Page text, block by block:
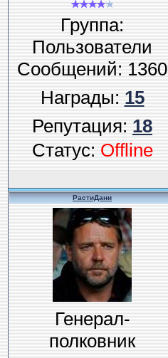
Группа:
Пользователи
Сообщений:1360
Награды:15
Репутация:18
Статус:Offline
РастиДани
Генерал-
полковник